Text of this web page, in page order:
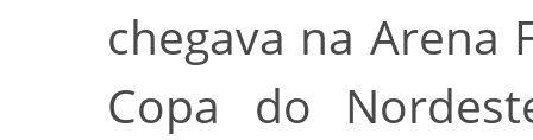
chegava na Arena
Copa do